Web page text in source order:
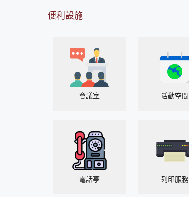
便利設施
會議室 活動空間
電話亭 列印服務